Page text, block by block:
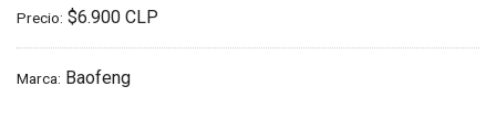
Precio: $6.900 CLP
Marca: Baofeng